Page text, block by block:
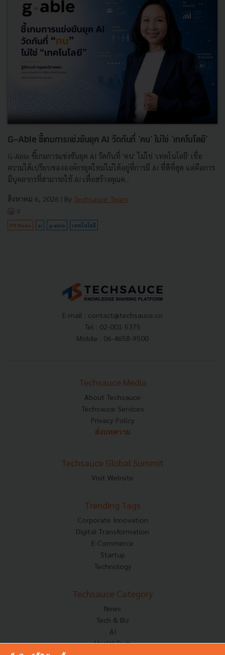
G-Able ชี้เกมการแข่งขันยุค AI วัดกันที่ 'คน' ไม่ใช่ 'เทคโนโลยี'
G-Able ชี้เกมการแข่งขันยุค AI วัดกันที่ 'คน' ไม่ใช่ 'เทคโนโลยี' เชื่อ
ความได้เปรียบขององค์กรยุคใหม่ไม่ได้อยู่ที่การมี AI ที่ดีที่สุด แต่คือการ
มีบุคลากรที่สามารถใช้ AI เพื่อสร้างคุณค...
สิงหาคม 6, 2026 | By Techsauce Team
0
PR News ai g-able เทคโนโลยี
E-mail : contact@techsauce.co
Tel : 02-001-5375
Mobile : 06-4658-9500
Techsauce Media
About Techsauce
Techsauce Services
Privacy Policy
ส่งบทความ
Techsauce Global Summit
Visit Website
Trending Tags
Corporate Innovation
Digital Transformation
E-Commerce
Startup
Technology
Techsauce Category
News
Tech & Biz
AI
HealthTech